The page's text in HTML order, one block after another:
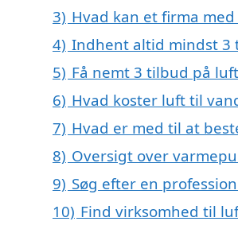
3) Hvad kan et firma
4) Indhent altid mindst 3
5) Få nemt 3 tilbud på
6) Hvad koster luft til
7) Hvad er med til at
8) Oversigt over
9) Søg efter en
10) Find virksomhed til